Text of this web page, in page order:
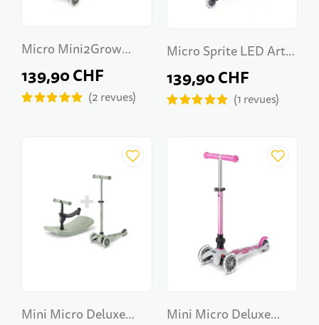
Micro Mini2Grow
Deluxe LED 2.0
139,90 CHF
2 revues
Micro Sprite LED Art
Collection
139,90 CHF
1 revues
Mini Micro Deluxe
Mini Micro Deluxe